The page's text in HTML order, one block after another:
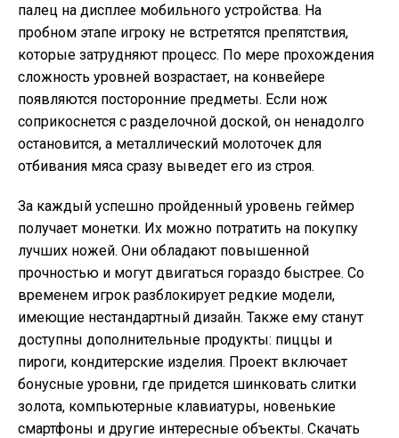
палец на дисплее мобильного устройства. На
пробном этапе игроку не встретятся препятствия,
которые затрудняют процесс. По мере прохождения
сложность уровней возрастает, на конвейере
появляются посторонние предметы. Если нож
соприкоснется с разделочной доской, он ненадолго
остановится, а металлический молоточек для
отбивания мяса сразу выведет его из строя.
За каждый успешно пройденный уровень геймер
получает монетки. Их можно потратить на покупку
лучших ножей. Они обладают повышенной
прочностью и могут двигаться гораздо быстрее. Со
временем игрок разблокирует редкие модели,
имеющие нестандартный дизайн. Также ему станут
доступны дополнительные продукты: пиццы и
пироги, кондитерские изделия. Проект включает
бонусные уровни, где придется шинковать слитки
золота, компьютерные клавиатуры, новенькие
смартфоны и другие интересные объекты. Скачать